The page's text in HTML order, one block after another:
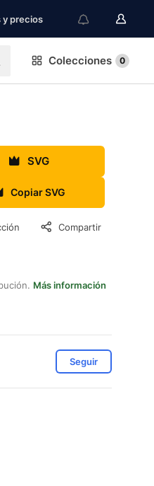
y precios
Colecciones 0
SVG
Copiar SVG
Compartir
Más información
Seguir